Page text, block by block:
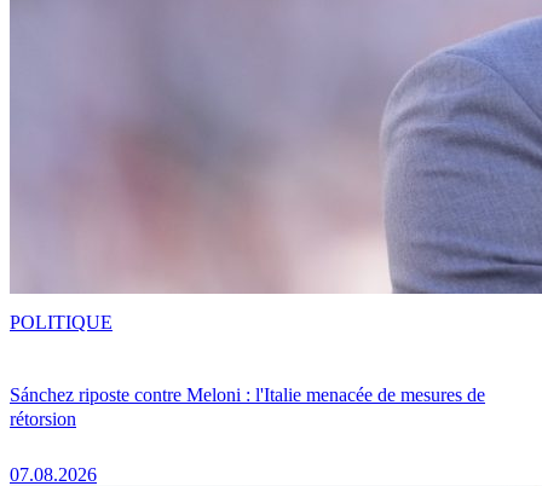
Sánchez riposte contre Meloni : l'Italie menacée de mesures de
rétorsion
07.08.2026
POLITIQUE